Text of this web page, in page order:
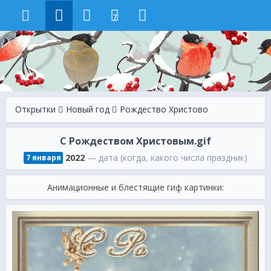
7
Открытки Новый год Рождество Христово
С Рождеством Христовым.gif
7 января 2022 — дата (когда, какого числа праздник)
Анимационные и блестящие гиф картинки: